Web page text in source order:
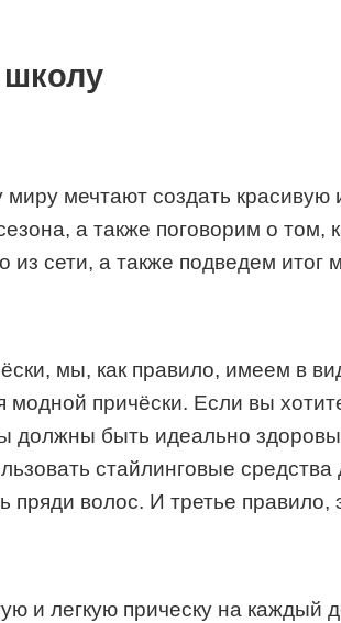
школу
мечтают создать красивую
а также поговорим о
сети, а также подведем итог
мы, как правило, имеем в
причёски. Если вы
должны быть идеально
стайлинговые
пряди волос. И третье
и легкую прическу на каждый